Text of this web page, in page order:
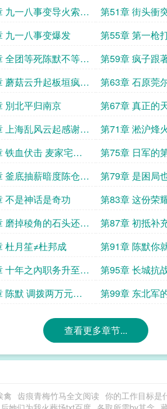
判委座人麻了
奉天
九一八事变导火索中
第51章 街头衝
导火索还是送上
九一八事变爆发
第55章 第一枪
算个屁老子不
全团等死陈默不等於
第59章 疯子跟
蘑菇云升起板垣疯魔
的惊天豪赌
第63章 石原莞
你的预判陈默
图掛
別北平归南京
第67章 真正的
长官再晋升
上海乱风云起感谢七
瑶兰的打赏
第71章 淞沪烽
时
铁血伏击 麦家宅的
第75章 日军的
攻击
釜底抽薪暗度陈仓的
第79章 是困局
的机会
不是神话是奇功 第83章 这份荣
磨掉稜角的石头还是
的宝玉
第87章 初抵补
及俞济时的特
杜月笙≠杜邦成
第91章 陈默你
达成合作
十年之內职务升至军
升至中將
第95章 长城抗
陈默 调拨两万元送
第99章 东北军
查看更多章节...
禽 齿痕青梅竹马全文阅读 你的工作目标是